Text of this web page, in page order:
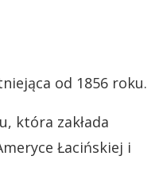
od 1856 roku.
która zakłada
Łacińskiej i